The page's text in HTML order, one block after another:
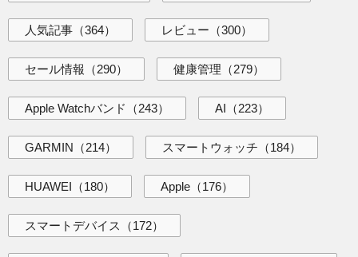
人気記事 （364） レビュー （300）
セール情報 （290） 健康管理 （279）
Apple Watchバンド （243） AI （223）
GARMIN （214） スマートウォッチ （184）
HUAWEI （180） Apple （176）
スマートデバイス （172）